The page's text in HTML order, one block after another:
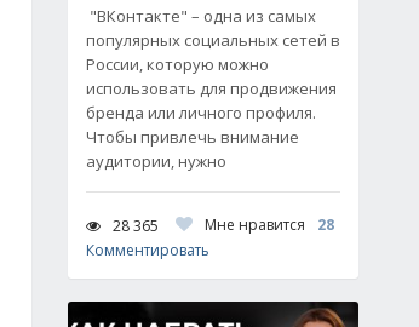
"ВКонтакте" – одна из самых
популярных социальных сетей в
России, которую можно
использовать для продвижения
бренда или личного профиля.
Чтобы привлечь внимание
аудитории, нужно
28 365 Мне нравится
28
Комментировать